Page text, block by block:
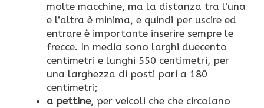
molte macchine, ma la distanza tra l’una
e l’altra è minima, e quindi per uscire ed
entrare è importante inserire sempre le
frecce. In media sono larghi duecento
centimetri e lunghi 550 centimetri, per
una larghezza di posti pari a 180
centimetri;
a pettine, per veicoli che che circolano